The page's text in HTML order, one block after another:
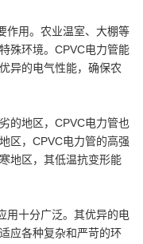
作用。农业温室、大棚等
殊环境。CPVC电力管能
异的电气性能，确保农
的地区，CPVC电力管也
区，CPVC电力管的高强
地区，其低温抗变形能
用十分广泛。其优异的电
应各种复杂和严苛的环